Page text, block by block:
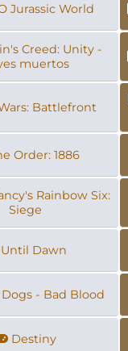
Jurassic World
Creed: Unity -
muertos
Battlefront
Order: 1886
Rainbow Six:
Siege
Until Dawn
- Bad Blood
Destiny